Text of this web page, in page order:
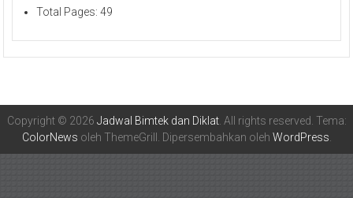
Total Pages:49
Copyright © 2026 Jadwal Bimtek dan Diklat. All rights reserved. Tema:
ColorNews oleh ThemeGrill. Dipersembahkan oleh WordPress.